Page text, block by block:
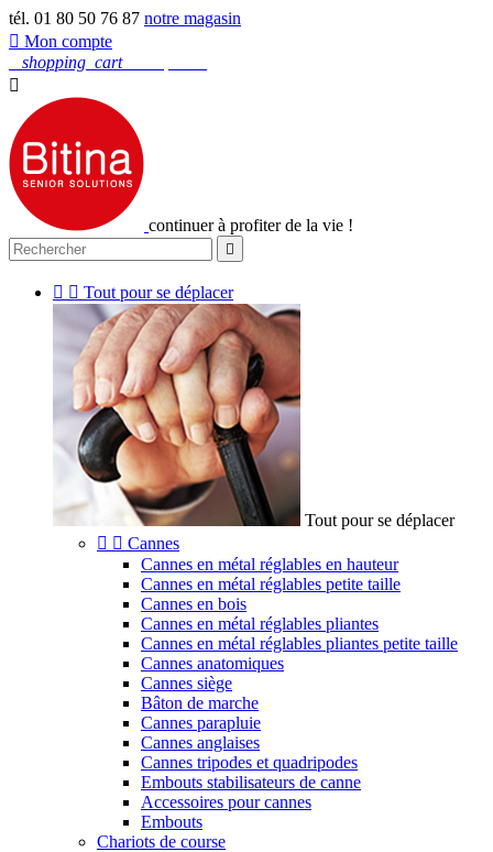
tél. 01 80 50 76 87 notre magasin
 Mon compte
shopping_cart

continuer à profiter de la vie !

  Tout pour se déplacer
Tout pour se déplacer
  Cannes
Cannes en métal réglables en hauteur
Cannes en métal réglables petite taille
Cannes en bois
Cannes en métal réglables pliantes
Cannes en métal réglables pliantes petite taille
Cannes anatomiques
Cannes siège
Bâton de marche
Cannes parapluie
Cannes anglaises
Cannes tripodes et quadripodes
Embouts stabilisateurs de canne
Accessoires pour cannes
Embouts
Chariots de course